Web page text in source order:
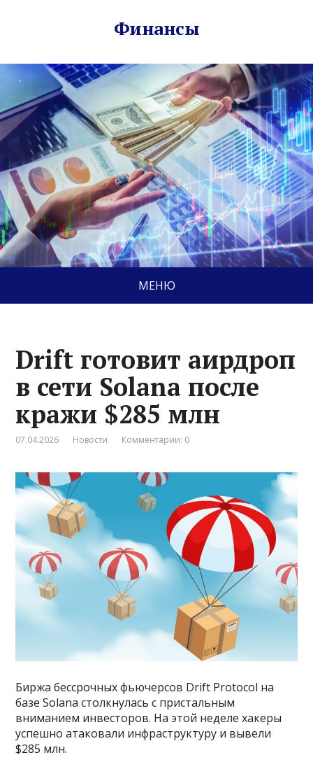
Финансы
МЕНЮ
Drift готовит аирдроп
в сети Solana после
кражи $285 млн
07.04.2026 Новости Комментарии: 0
Биржа бессрочных фьючерсов Drift Protocol на
базе Solana столкнулась с пристальным
вниманием инвесторов. На этой неделе хакеры
успешно атаковали инфраструктуру и вывели
$285 млн.